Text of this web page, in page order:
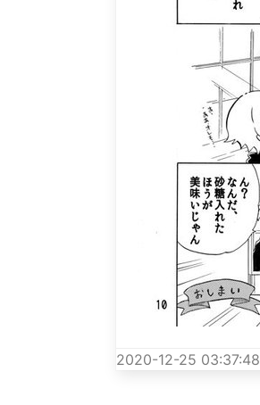
2020-12-25 03:37:48